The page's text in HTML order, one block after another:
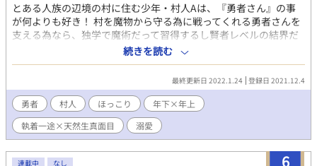
とある人族の辺境の村に住む少年・村人Aは、『勇者さん』の事
が何よりも好き！ 村を魔物から守る為に戦ってくれる勇者さんを
支える為なら、独学で魔術だって習得するし賢者レベルの結界だ
って張り巡らせちゃいます！！ これはちょっとばかり愛が深くて
狭かった村人の少年が、勇者さんへの溢れる感情を礎に莫大な力
を手に入れてしまったのに、望んでいるのは勇者さんとの幸せな
未来だけ、というお話です。
続きを読む
最終更新日 2022.1.24 登録日 2021.12.4
勇者 村人 ほっこり
年下×年上
執着一途×天然生真面目
溺愛
6
連載中 なし